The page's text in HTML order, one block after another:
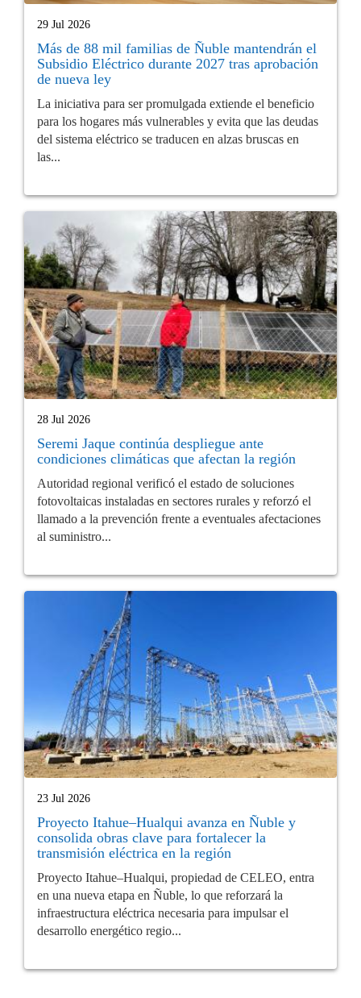
29 Jul 2026
Más de 88 mil familias de Ñuble mantendrán el
Subsidio Eléctrico durante 2027 tras aprobación
de nueva ley
La iniciativa para ser promulgada extiende el beneficio
para los hogares más vulnerables y evita que las deudas
del sistema eléctrico se traducen en alzas bruscas en
las...
28 Jul 2026
Seremi Jaque continúa despliegue ante
condiciones climáticas que afectan la región
Autoridad regional verificó el estado de soluciones
fotovoltaicas instaladas en sectores rurales y reforzó el
llamado a la prevención frente a eventuales afectaciones
al suministro...
23 Jul 2026
Proyecto Itahue–Hualqui avanza en Ñuble y
consolida obras clave para fortalecer la
transmisión eléctrica en la región
Proyecto Itahue–Hualqui, propiedad de CELEO, entra
en una nueva etapa en Ñuble, lo que reforzará la
infraestructura eléctrica necesaria para impulsar el
desarrollo energético regio...